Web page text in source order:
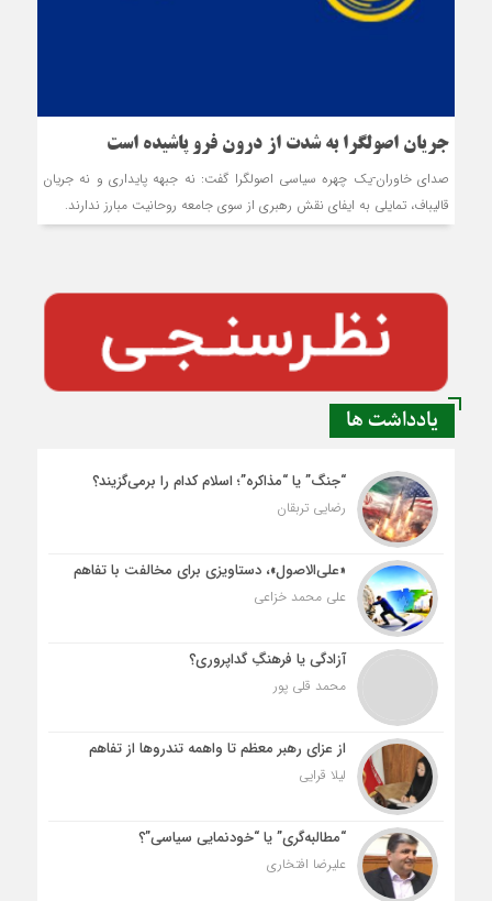
جریان اصولگرا به شدت از درون فرو پاشیده است
صدای خاوران-یک چهره سیاسی اصولگرا گفت: نه جبهه پایداری و نه جریان
قالیباف، تمایلی به ایفای نقش رهبری از سوی جامعه روحانیت مبارز ندارند.
یادداشت ها
“جنگ” یا “مذاکره”؛ اسلام کدام را برمی‌گزیند؟
رضایی تربقان
«علی‌الاصول»، دستاویزی برای مخالفت با تفاهم
علی محمد خزاعی
آزادگی یا فرهنگِ گداپروری؟
محمد قلی پور
از عزای رهبر معظم تا واهمه تندروها از تفاهم
لیلا قرایی
“مطالبه‌گری” یا “خودنمایی سیاسی”؟
علیرضا افتخاری